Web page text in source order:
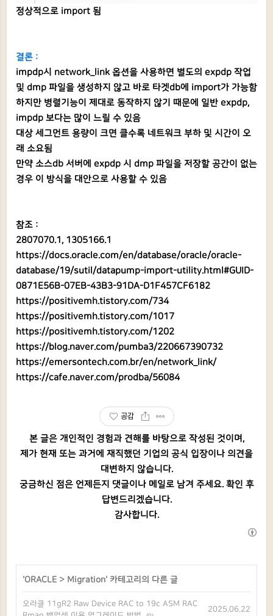
정상적으로 import 됨
결론 :
impdp시 network_link 옵션을 사용하면 별도의 expdp 작업
및 dmp 파일을 생성하지 않고 바로 타겟db에 import가 가능함
하지만 병렬기능이 제대로 동작하지 않기 때문에 일반 expdp,
impdp 보다는 많이 느릴 수 있음
대상 세그먼트 용량이 크면 클수록 네트워크 부하 및 시간이 오
래 소요됨
만약 소스db 서버에 expdp 시 dmp 파일을 저장할 공간이 없는
경우 이 방식을 대안으로 사용할 수 있음
참조 :
2807070.1, 1305166.1
https://docs.oracle.com/en/database/oracle/oracle-
database/19/sutil/datapump-import-utility.html#GUID-
0871E56B-07EB-43B3-91DA-D1F457CF6182
https://positivemh.tistory.com/734
https://positivemh.tistory.com/1017
https://positivemh.tistory.com/1202
https://blog.naver.com/pumba3/220667390732
https://emersontech.com.br/en/network_link/
https://cafe.naver.com/prodba/56084
공감
본 글은 개인적인 경험과 견해를 바탕으로 작성된 것이며,
제가 현재 또는 과거에 재직했던 기업의 공식 입장이나 의견을
대변하지 않습니다.
궁금하신 점은 언제든지 댓글이나 메일로 남겨 주세요. 확인 후
답변드리겠습니다.
감사합니다.
'ORACLE > Migration' 카테고리의 다른 글
오라클 11gR2 Raw Device RAC to 19c ASM RAC
2025.06.22